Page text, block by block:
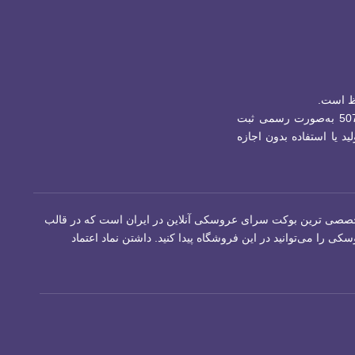
است.
برند جینگولستان با شماره ثبت 507882 به‌صورت رسمی ثبت
یا استفاده بدون اجازه
تخصصی ترین بوکت سرای عروسکی آنلاین در ایران است که در قالب
در این فروشگاه پیدا کنید. داشتن نماد اعتماد